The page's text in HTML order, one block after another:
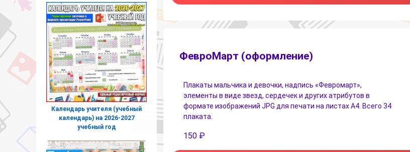
ФевроМарт (оформление)
Плакаты мальчика и девочки, надпись «Февромарт»,
элементы в виде звезд, сердечек и других атрибутов в
формате изображений JPG для печати на листах A4. Всего 34
плаката.
150 ₽
Календарь учителя (учебный
календарь) на 2026-2027
учебный год